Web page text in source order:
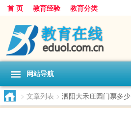
首 页 教育经验 教育分类
网站导航
> 文章列表 > 泗阳大禾庄园门票多少